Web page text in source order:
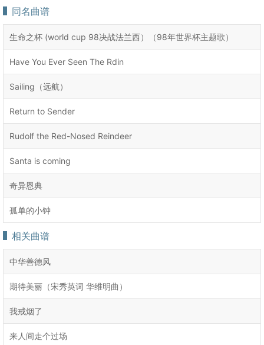
同名曲谱
生命之杯 (world cup 98决战法兰西）（98年世界杯主题歌）
Have You Ever Seen The Rdin
Sailing（远航）
Return to Sender
Rudolf the Red-Nosed Reindeer
Santa is coming
奇异恩典
孤单的小钟
相关曲谱
中华善德风
期待美丽（宋秀英词 华维明曲）
我戒烟了
来人间走个过场